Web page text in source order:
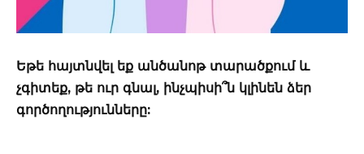
Եթե ​​հայտնվել եք անծանոթ տարածքում և
չգիտեք, թե ուր գնալ, ինչպիսի՞ն կլինեն ձեր
գործողությունները: